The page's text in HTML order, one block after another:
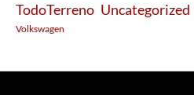
TodoTerreno Uncategorized
Volkswagen